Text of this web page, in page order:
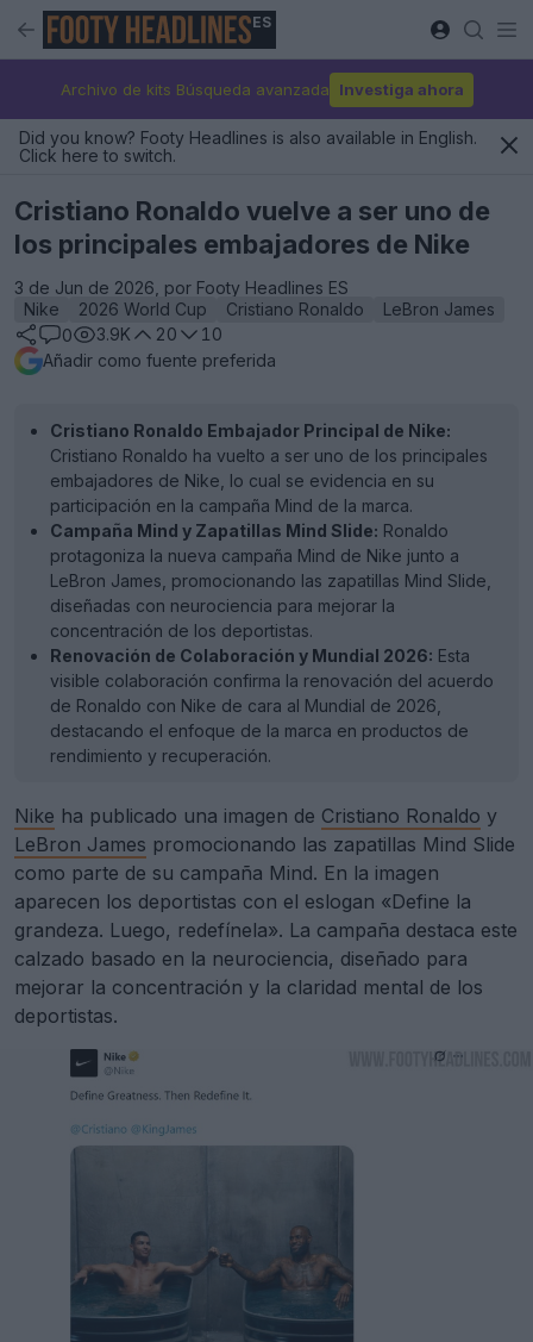
ES
Archivo de kits Búsqueda avanzada Investiga ahora
Did you know? Footy Headlines is also available in English.
Click here to switch.
Cristiano Ronaldo vuelve a ser uno de
los principales embajadores de Nike
3 de Jun de 2026, por Footy Headlines ES
Nike
2026 World Cup Cristiano Ronaldo
LeBron James
0
3.9K 20
10
Añadir como fuente preferida
Cristiano Ronaldo Embajador Principal de Nike:
Cristiano Ronaldo ha vuelto a ser uno de los principales
embajadores de Nike, lo cual se evidencia en su
participación en la campaña Mind de la marca.
Campaña Mind y Zapatillas Mind Slide: Ronaldo
protagoniza la nueva campaña Mind de Nike junto a
LeBron James, promocionando las zapatillas Mind Slide,
diseñadas con neurociencia para mejorar la
concentración de los deportistas.
Renovación de Colaboración y Mundial 2026: Esta
visible colaboración confirma la renovación del acuerdo
de Ronaldo con Nike de cara al Mundial de 2026,
destacando el enfoque de la marca en productos de
rendimiento y recuperación.
Nike ha publicado una imagen de Cristiano Ronaldo y
LeBron James promocionando las zapatillas Mind Slide
como parte de su campaña Mind. En la imagen
aparecen los deportistas con el eslogan «Define la
grandeza. Luego, redefínela». La campaña destaca este
calzado basado en la neurociencia, diseñado para
mejorar la concentración y la claridad mental de los
deportistas.